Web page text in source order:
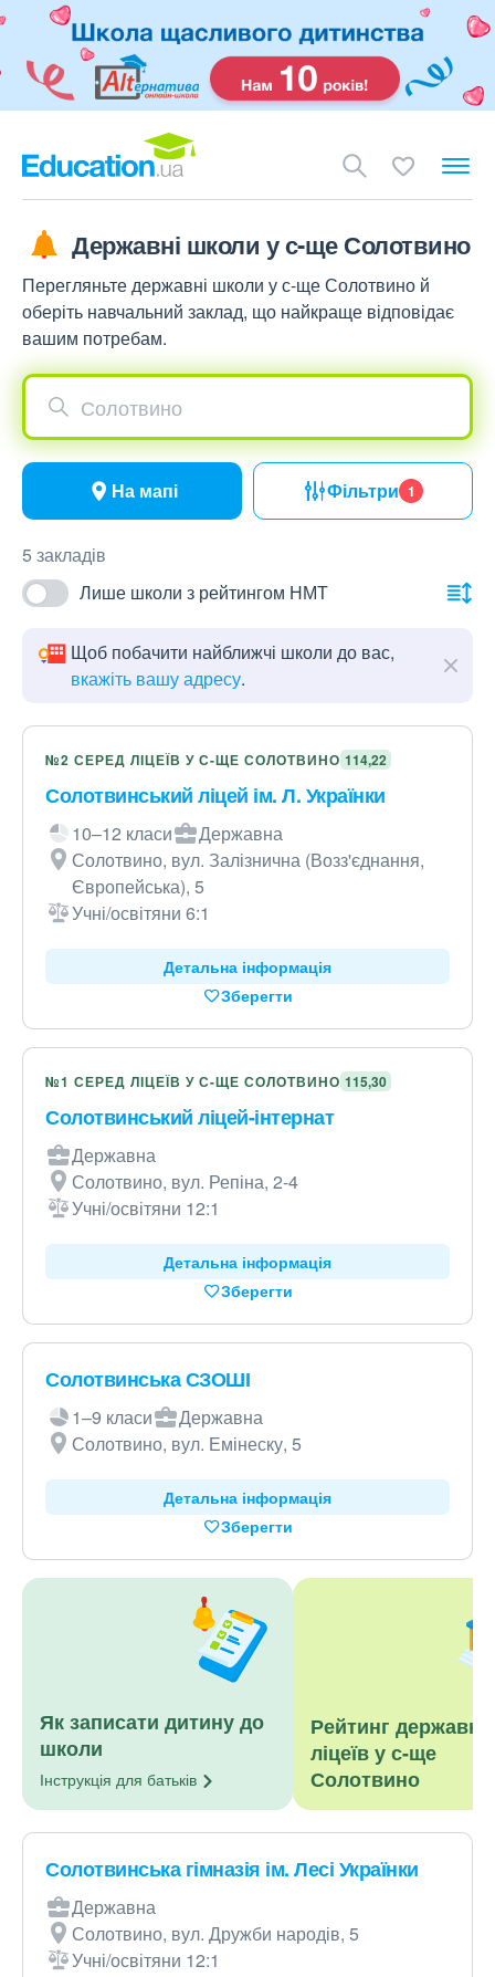
Державні школи у с-ще Солотвино
Перегляньте державні школи у с-ще Солотвино й
оберіть навчальний заклад, що найкраще відповідає
вашим потребам.
Солотвино
На мапі Фільтри 1
5 закладів
Лише школи з рейтингом НМТ
Щоб побачити найближчі школи до вас,
вкажіть вашу адресу.
№2 СЕРЕД ЛІЦЕЇВ У С-ЩЕ СОЛОТВИНО 114,22
Солотвинський ліцей ім. Л. Українки
10–12 класи
Державна
Солотвино, вул. Залізнична (Возз'єднання,
Європейська), 5
Учні/освітяни 6:1
Детальна інформація
Зберегти
№1 СЕРЕД ЛІЦЕЇВ У С-ЩЕ СОЛОТВИНО 115,30
Солотвинський ліцей-інтернат
Державна
Солотвино, вул. Репіна, 2-4
Учні/освітяни 12:1
Детальна інформація
Зберегти
Солотвинська СЗОШІ
1–9 класи
Державна
Солотвино, вул. Емінеску, 5
Детальна інформація
Зберегти
Як записати дитину до
школи
Інструкція для батьків
Рейтинг
ліцеїв у с-ще
Солотвино
Солотвинська гімназія ім. Лесі Українки
Державна
Солотвино, вул. Дружби народів, 5
Учні/освітяни 12:1